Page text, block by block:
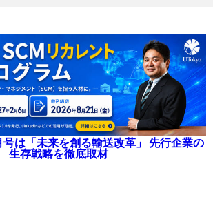
号は「未来を創る輸送改革」 先行企業の
生存戦略を徹底取材